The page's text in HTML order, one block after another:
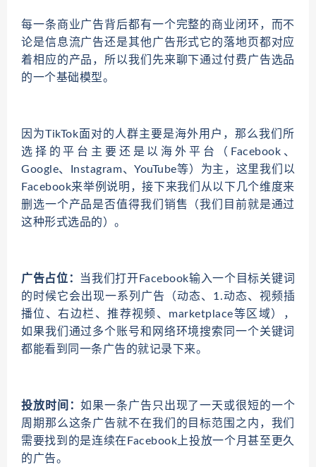
每一条商业广告背后都有一个完整的商业闭环，而不
论是信息流广告还是其他广告形式它的落地页都对应
着相应的产品，所以我们先来聊下通过付费广告选品
的一个基础模型。
因为TikTok面对的人群主要是海外用户，那么我们所
选择的平台主要还是以海外平台（Facebook、
Google、Instagram、YouTube等）为主，这里我们以
Facebook来举例说明，接下来我们从以下几个维度来
删选一个产品是否值得我们销售（我们目前就是通过
这种形式选品的）。
广告占位： 当我们打开Facebook输入一个目标关键词
的时候它会出现一系列广告（动态、1.动态、视频插
播位、右边栏、推荐视频、marketplace等区域），
如果我们通过多个账号和网络环境搜索同一个关键词
都能看到同一条广告的就记录下来。
投放时间：如果一条广告只出现了一天或很短的一个
周期那么这条广告就不在我们的目标范围之内，我们
需要找到的是连续在Facebook上投放一个月甚至更久
的广告。